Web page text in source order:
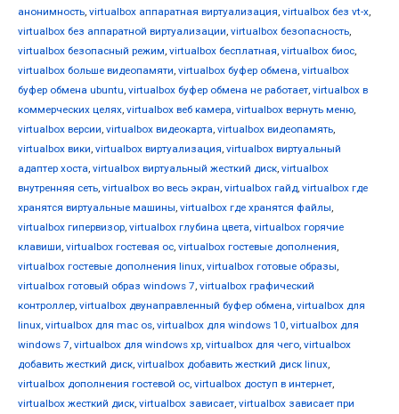
анонимность, virtualbox аппаратная виртуализация, virtualbox без vt-x,
virtualbox без аппаратной виртуализации, virtualbox безопасность,
virtualbox безопасный режим, virtualbox бесплатная, virtualbox биос,
virtualbox больше видеопамяти, virtualbox буфер обмена, virtualbox
буфер обмена ubuntu, virtualbox буфер обмена не работает, virtualbox в
коммерческих целях, virtualbox веб камера, virtualbox вернуть меню,
virtualbox версии, virtualbox видеокарта, virtualbox видеопамять,
virtualbox вики, virtualbox виртуализация, virtualbox виртуальный
адаптер хоста, virtualbox виртуальный жесткий диск, virtualbox
внутренняя сеть, virtualbox во весь экран, virtualbox гайд, virtualbox где
хранятся виртуальные машины, virtualbox где хранятся файлы,
virtualbox гипервизор, virtualbox глубина цвета, virtualbox горячие
клавиши, virtualbox гостевая ос, virtualbox гостевые дополнения,
virtualbox гостевые дополнения linux, virtualbox готовые образы,
virtualbox готовый образ windows 7, virtualbox графический
контроллер, virtualbox двунаправленный буфер обмена, virtualbox для
linux, virtualbox для mac os, virtualbox для windows 10, virtualbox для
windows 7, virtualbox для windows xp, virtualbox для чего, virtualbox
добавить жесткий диск, virtualbox добавить жесткий диск linux,
virtualbox дополнения гостевой ос, virtualbox доступ в интернет,
virtualbox жесткий диск, virtualbox зависает, virtualbox зависает при